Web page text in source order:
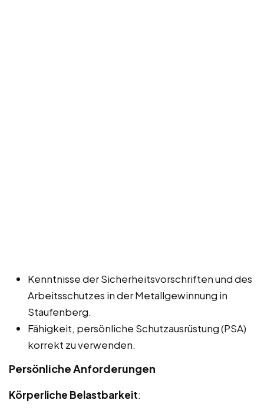
Kenntnisse der Sicherheitsvorschriften und des
Arbeitsschutzes in der Metallgewinnung in
Staufenberg.
Fähigkeit, persönliche Schutzausrüstung (PSA)
korrekt zu verwenden.
Persönliche Anforderungen
Körperliche Belastbarkeit: